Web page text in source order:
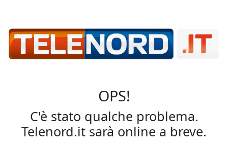
OPS!
C'è stato qualche problema.
Telenord.it sarà online a breve.